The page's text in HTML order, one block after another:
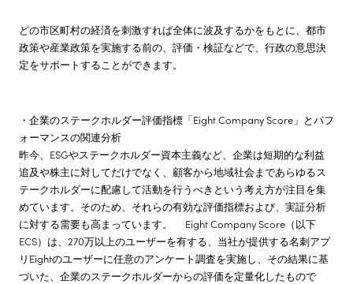
どの市区町村の経済を刺激すれば全体に波及するかをもとに、都市
政策や産業政策を実施する前の、評価・検証などで、行政の意思決
定をサポートすることができます。
・企業のステークホルダー評価指標「Eight Company Score」とパフ
ォーマンスの関連分析
昨今、ESGやステークホルダー資本主義など、企業は短期的な利益
追及や株主に対してだけでなく、顧客から地域社会まであらゆるス
テークホルダーに配慮して活動を行うべきという考え方が注目を集
めています。そのため、それらの有効な評価指標および、実証分析
に対する需要も高まっています。 Eight Company Score（以下
ECS）は、270万以上のユーザーを有する、当社が提供する名刺アプ
リEightのユーザーに任意のアンケート調査を実施し、その結果に基
づいた、企業のステークホルダーからの評価を定量化したもので